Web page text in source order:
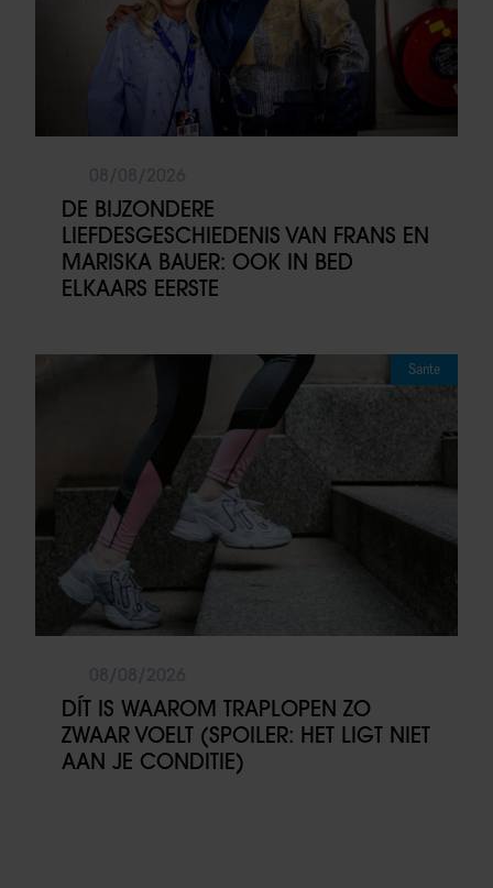
DE BIJZONDERE
LIEFDESGESCHIEDENIS VAN FRANS EN
MARISKA BAUER: OOK IN BED
ELKAARS EERSTE
Sante
DÍT IS WAAROM TRAPLOPEN ZO
ZWAAR VOELT (SPOILER: HET LIGT NIET
AAN JE CONDITIE)